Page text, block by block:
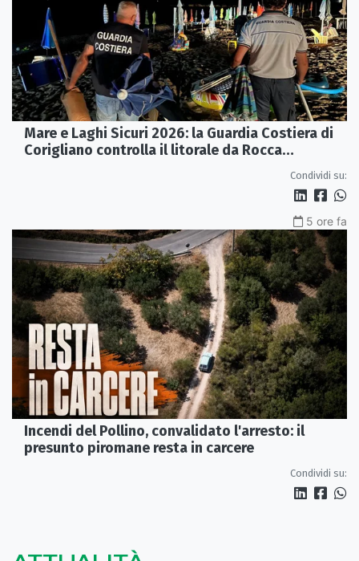
Mare e Laghi Sicuri 2026: la Guardia Costiera di
Corigliano controlla il litorale da Rocca
Condividi su:
5 ore fa
Incendi del Pollino, convalidato l'arresto: il
presunto piromane resta in carcere
Condividi su: